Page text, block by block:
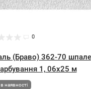
0
(Браво) 362-70
1, 06x25 м
наявності